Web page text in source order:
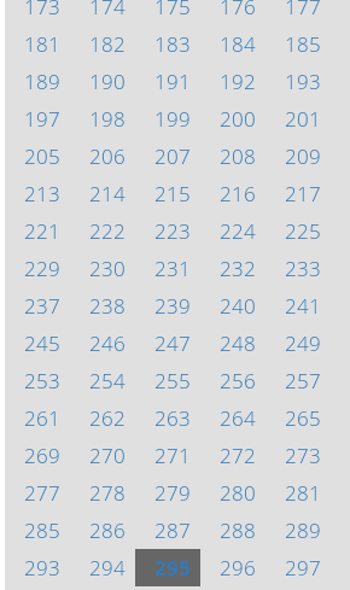
173
174 175 176 177
181
182 183 184 185
189
190 191 192 193
197
198 199 200 201
205
206 207 208 209
213
214 215 216 217
221
222 223 224 225
229
230 231 232 233
237
238 239 240 241
245
246 247 248 249
253
254 255 256 257
261
262 263 264 265
269
270 271 272 273
277
278 279 280 281
285
286 287 288 289
293
294 295 296 297